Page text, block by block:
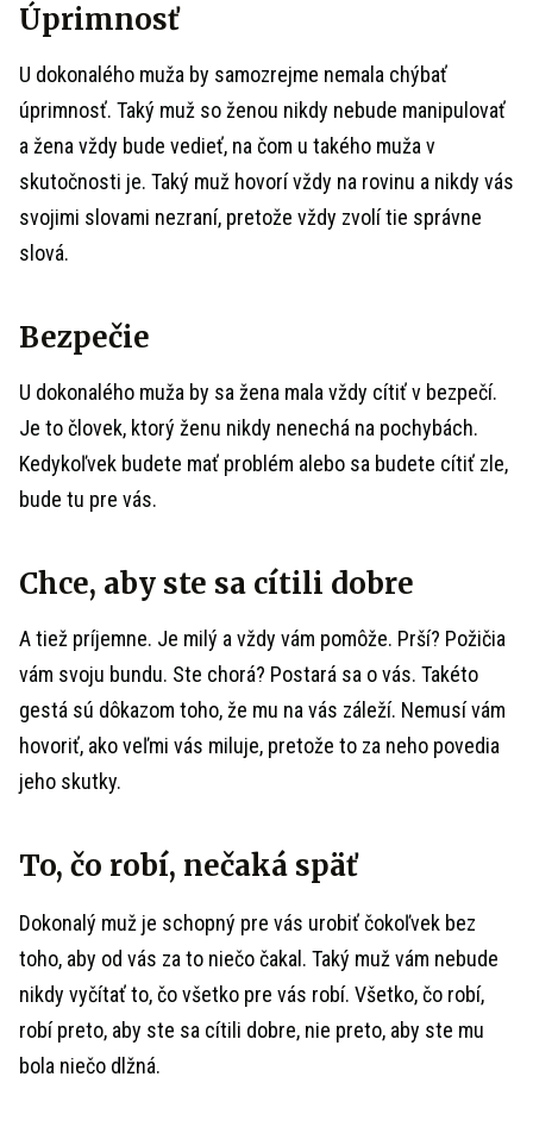
Úprimnosť
U dokonalého muža by samozrejme nemala chýbať
úprimnosť. Taký muž so ženou nikdy nebude manipulovať
a žena vždy bude vedieť, na čom u takého muža v
skutočnosti je. Taký muž hovorí vždy na rovinu a nikdy vás
svojimi slovami nezraní, pretože vždy zvolí tie správne
slová.
Bezpečie
U dokonalého muža by sa žena mala vždy cítiť v bezpečí.
Je to človek, ktorý ženu nikdy nenechá na pochybách.
Kedykoľvek budete mať problém alebo sa budete cítiť zle,
bude tu pre vás.
Chce, aby ste sa cítili dobre
A tiež príjemne. Je milý a vždy vám pomôže. Prší? Požičia
vám svoju bundu. Ste chorá? Postará sa o vás. Takéto
gestá sú dôkazom toho, že mu na vás záleží. Nemusí vám
hovoriť, ako veľmi vás miluje, pretože to za neho povedia
jeho skutky.
To, čo robí, nečaká späť
Dokonalý muž je schopný pre vás urobiť čokoľvek bez
toho, aby od vás za to niečo čakal. Taký muž vám nebude
nikdy vyčítať to, čo všetko pre vás robí. Všetko, čo robí,
robí preto, aby ste sa cítili dobre, nie preto, aby ste mu
bola niečo dlžná.